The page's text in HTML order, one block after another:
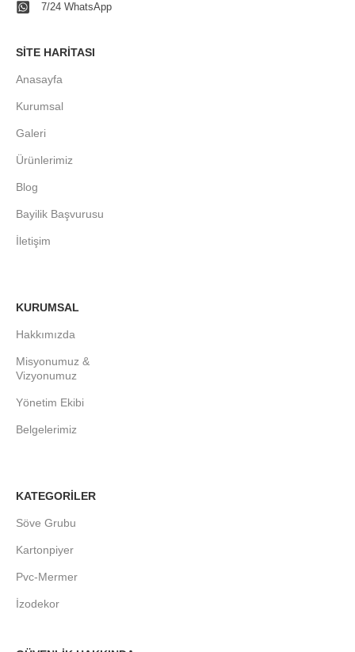
7/24 WhatsApp
SITE HARITASI
Anasayfa
Kurumsal
Galeri
Ürünlerimiz
Blog
Bayilik Başvurusu
İletişim
KURUMSAL
Hakkımızda
Misyonumuz &
Vizyonumuz
Yönetim Ekibi
Belgelerimiz
KATEGORİLER
Söve Grubu
Kartonpiyer
Pvc-Mermer
İzodekor